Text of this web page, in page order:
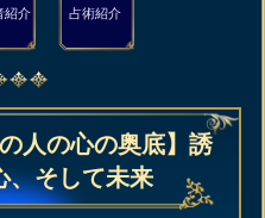
紹介 占術紹介
人の心の奥底】誘
、そして未来